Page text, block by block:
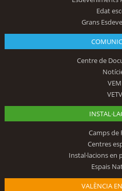
Edat
Grans
Centre de
VEM
VETV
Camps de
Centres
Instal·lacions en
Espais
VALÈNCIA